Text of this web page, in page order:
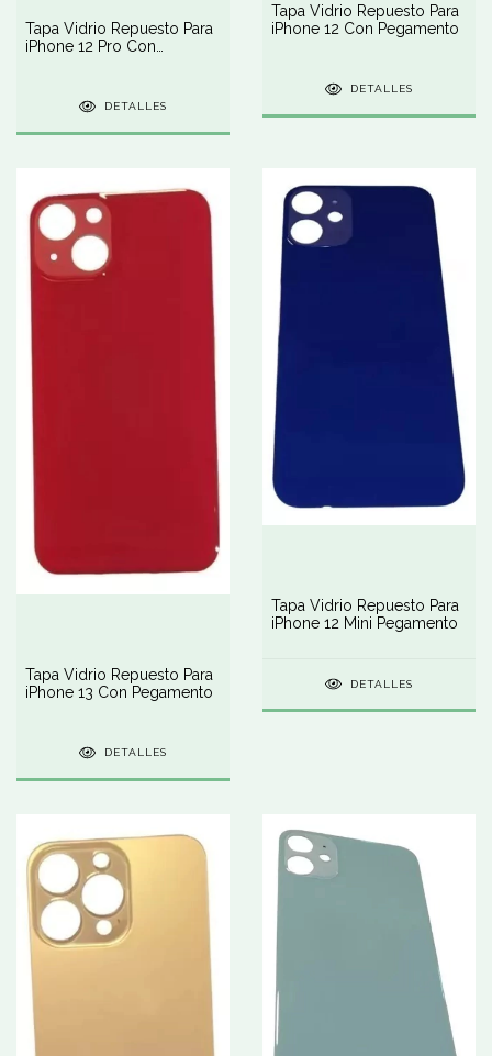
Tapa Vidrio Repuesto Para
iPhone 12 Pro Con
DETALLES
Tapa Vidrio Repuesto Para
iPhone 12 Con Pegamento
DETALLES
Tapa Vidrio Repuesto Para
iPhone 13 Con Pegamento
DETALLES
Tapa Vidrio Repuesto Para
iPhone 12 Mini Pegamento
DETALLES